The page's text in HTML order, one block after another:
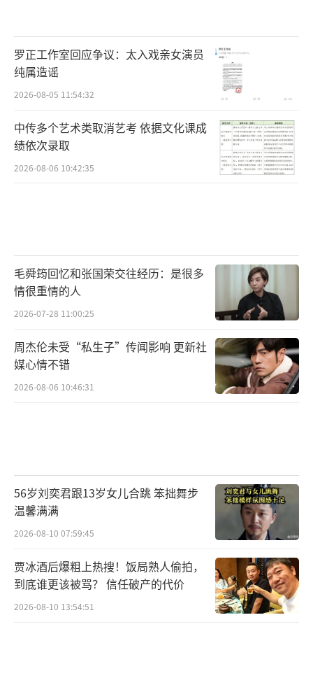
罗正工作室回应争议：太入戏亲女演员
纯属造谣
2026-08-05 11:54:32
中传多个艺术类取消艺考 依据文化课成
绩依次录取
2026-08-06 10:42:35
毛舜筠回忆和张国荣交往经历：是很多
情很重情的人
2026-07-28 11:00:25
周杰伦未受“私生子”传闻影响 更新社
媒心情不错
2026-08-06 10:46:31
56岁刘奕君跟13岁女儿合跳 笨拙舞步
温馨满满
2026-08-10 07:59:45
贾冰酒后爆粗上热搜！饭局熟人偷拍，
到底谁更该被骂？ 信任破产的代价
2026-08-10 13:54:51